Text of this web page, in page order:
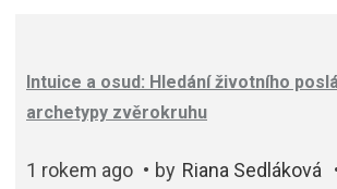
Intuice a osud: Hledání životního
archetypy zvěrokruhu
1 rokem ago by Riana Sedláková